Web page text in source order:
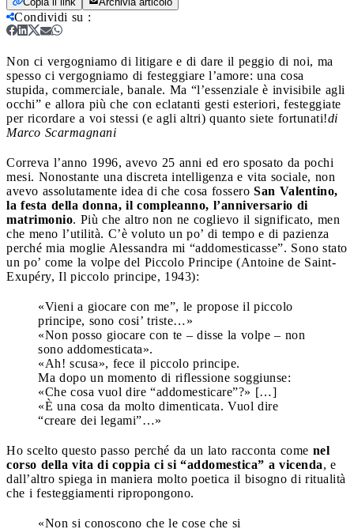
Condividi su :
Non ci vergogniamo di litigare e di dare il peggio di noi, ma
spesso ci vergogniamo di festeggiare l’amore: una cosa
stupida, commerciale, banale. Ma “l’essenziale è invisibile agli
occhi” e allora più che con eclatanti gesti esteriori, festeggiate
per ricordare a voi stessi (e agli altri) quanto siete fortunati!di
Marco Scarmagnani
Correva l’anno 1996, avevo 25 anni ed ero sposato da pochi
mesi. Nonostante una discreta intelligenza e vita sociale, non
avevo assolutamente idea di che cosa fossero San Valentino,
la festa della donna, il compleanno, l’anniversario di
matrimonio. Più che altro non ne coglievo il significato, men
che meno l’utilità. C’è voluto un po’ di tempo e di pazienza
perché mia moglie Alessandra mi “addomesticasse”. Sono stato
un po’ come la volpe del Piccolo Principe (Antoine de Saint-
Exupéry, Il piccolo principe, 1943):
«Vieni a giocare con me”, le propose il piccolo
principe, sono cosi’ triste…»
«Non posso giocare con te – disse la volpe – non
sono addomesticata».
«Ah! scusa», fece il piccolo principe.
Ma dopo un momento di riflessione soggiunse:
«Che cosa vuol dire “addomesticare”?» […]
«È una cosa da molto dimenticata. Vuol dire
“creare dei legami”…»
Ho scelto questo passo perché da un lato racconta come nel
corso della vita di coppia ci si “addomestica” a vicenda, e
dall’altro spiega in maniera molto poetica il bisogno di ritualità
che i festeggiamenti ripropongono.
«Non si conoscono che le cose che si